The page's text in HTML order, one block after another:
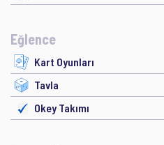
Eğlence
Kart Oyunları
Tavla
Okey Takımı